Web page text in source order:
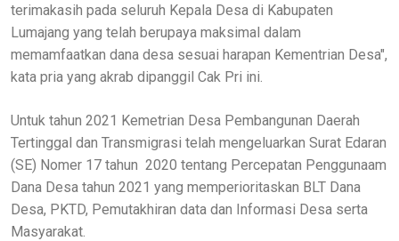
terimakasih pada seluruh Kepala Desa di Kabupaten
Lumajang yang telah berupaya maksimal dalam
memamfaatkan dana desa sesuai harapan Kementrian Desa",
kata pria yang akrab dipanggil Cak Pri ini.
Untuk tahun 2021 Kemetrian Desa Pembangunan Daerah
Tertinggal dan Transmigrasi telah mengeluarkan Surat Edaran
(SE) Nomer 17 tahun 2020 tentang Percepatan Penggunaam
Dana Desa tahun 2021 yang memperioritaskan BLT Dana
Desa, PKTD, Pemutakhiran data dan Informasi Desa serta
Masyarakat.